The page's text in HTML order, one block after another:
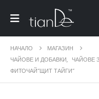
НАЧАЛО
МАГАЗИН
ЧАЙОВЕ И ДОБАВКИ, ЧАЙОВЕ
ФИТОЧАЙ“ЩИТ ТАЙГИ“